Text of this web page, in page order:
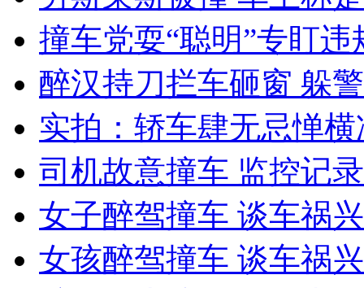
女孩北京地铁殴打老人 痛下狠手拳打脚踢
无痛分娩是否安全 医生回应
外交部：反对强权政治霸凌主义
外交部：有关国家言论片面不公正
安徽一实载49人客车翻车
撞车党耍“聪明”专盯违
醉汉持刀拦车砸窗 躲
实拍：轿车肆无忌惮
司机故意撞车 监控记
女子醉驾撞车 谈车祸
女孩醉驾撞车 谈车祸